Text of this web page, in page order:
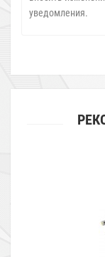
уведомления.